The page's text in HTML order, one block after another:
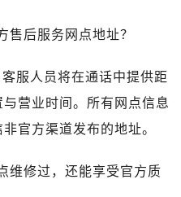
售后服务网点地址？
服人员将在通话中提供距
营业时间。所有网点信息
官方渠道发布的地址。
维修过，还能享受官方质